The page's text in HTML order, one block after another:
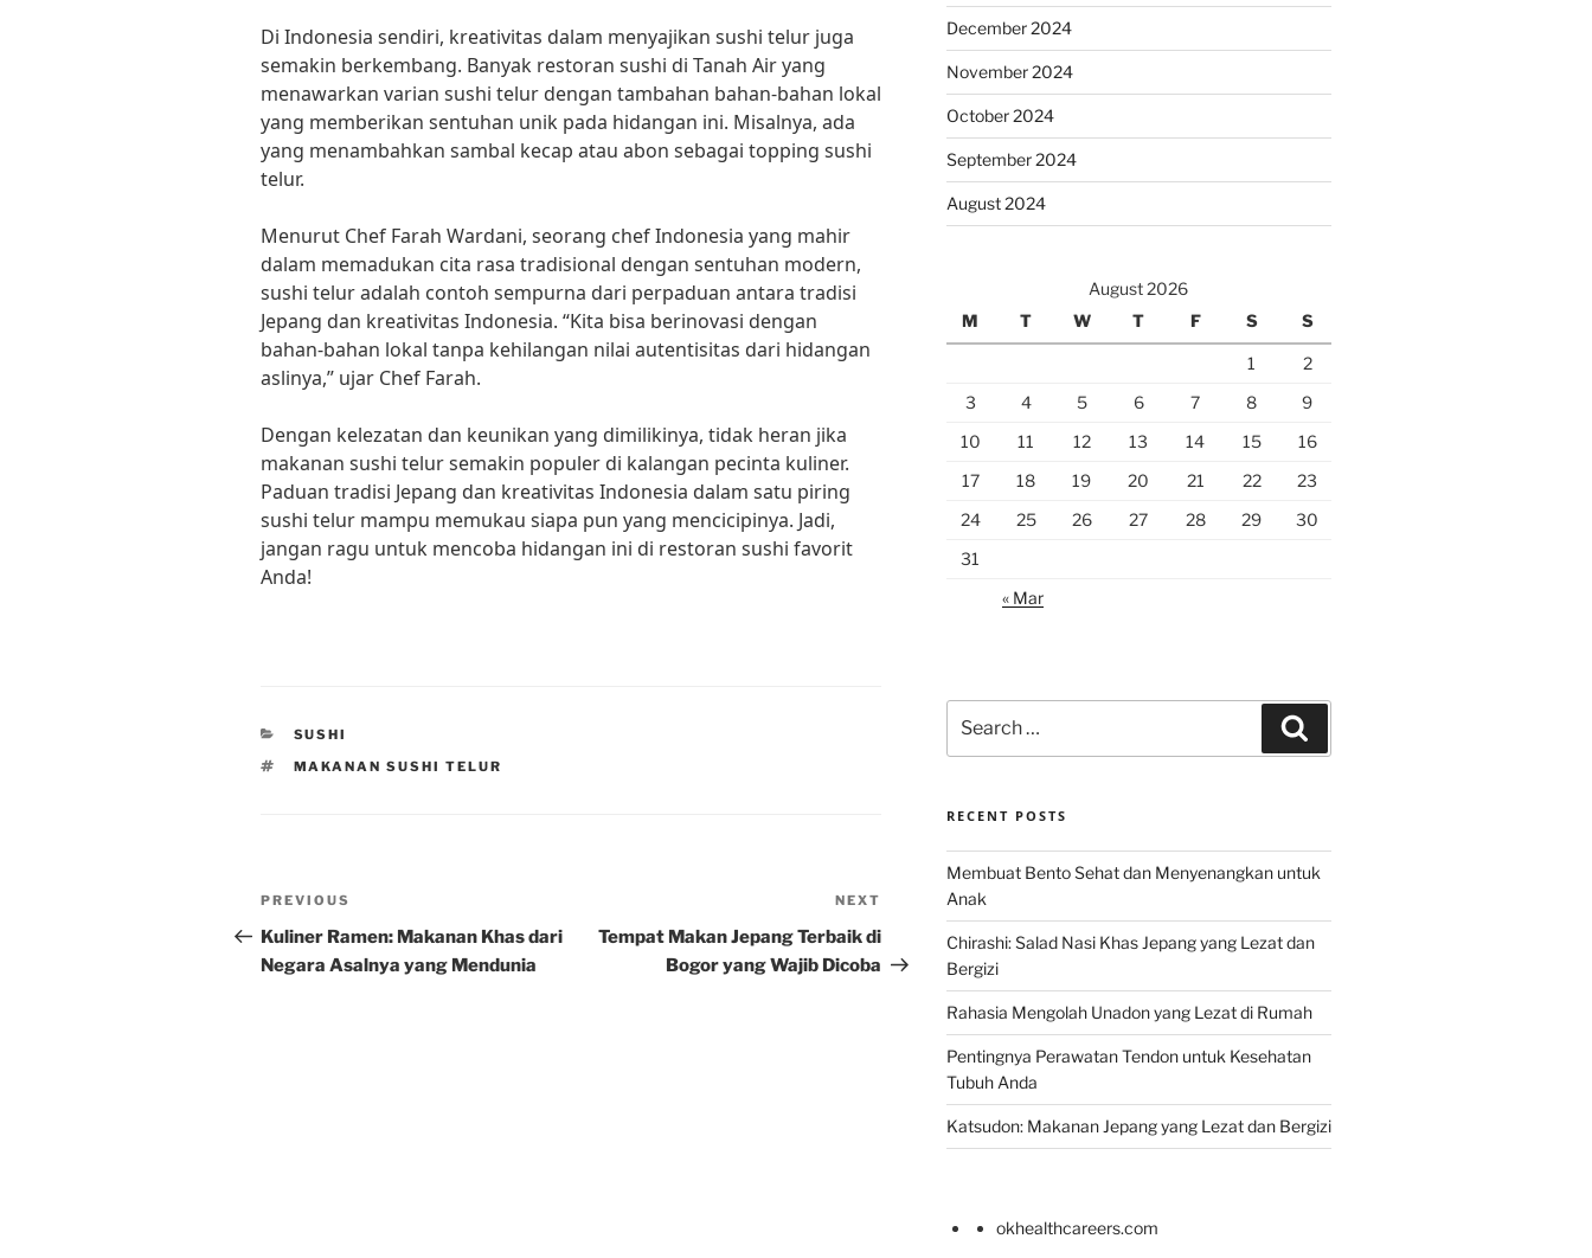
Di Indonesia sendiri, kreativitas dalam menyajikan sushi telur juga
semakin berkembang. Banyak restoran sushi di Tanah Air yang
menawarkan varian sushi telur dengan tambahan bahan-bahan lokal
yang memberikan sentuhan unik pada hidangan ini. Misalnya, ada
yang menambahkan sambal kecap atau abon sebagai topping sushi
telur.
Menurut Chef Farah Wardani, seorang chef Indonesia yang mahir
dalam memadukan cita rasa tradisional dengan sentuhan modern,
sushi telur adalah contoh sempurna dari perpaduan antara tradisi
Jepang dan kreativitas Indonesia. “Kita bisa berinovasi dengan
bahan-bahan lokal tanpa kehilangan nilai autentisitas dari hidangan
aslinya,” ujar Chef Farah.
Dengan kelezatan dan keunikan yang dimilikinya, tidak heran jika
makanan sushi telur semakin populer di kalangan pecinta kuliner.
Paduan tradisi Jepang dan kreativitas Indonesia dalam satu piring
sushi telur mampu memukau siapa pun yang mencicipinya. Jadi,
jangan ragu untuk mencoba hidangan ini di restoran sushi favorit
Anda!
CATEGORIES
SUSHI
TAGS
MAKANAN SUSHI TELUR
Post
navigation
Previous
Post
PREVIOUS
Kuliner Ramen: Makanan Khas dari
Negara Asalnya yang Mendunia
Post
NEXT
Tempat Makan Jepang Terbaik di
Bogor yang Wajib Dicoba
December 2024
November 2024
October 2024
September 2024
August 2024
August 2026
M
T W T F S S
1
2
3
4 5 6 7 8
9
10
11 12 13 14 15
16
17
18 19 20 21 22
23
24
25 26 27 28 29
30
31
« Mar
for:
RECENT POSTS
Membuat Bento Sehat dan Menyenangkan untuk
Anak
Chirashi: Salad Nasi Khas Jepang yang Lezat dan
Bergizi
Rahasia Mengolah Unadon yang Lezat di Rumah
Pentingnya Perawatan Tendon untuk Kesehatan
Tubuh Anda
Katsudon: Makanan Jepang yang Lezat dan Bergizi
okhealthcareers.com